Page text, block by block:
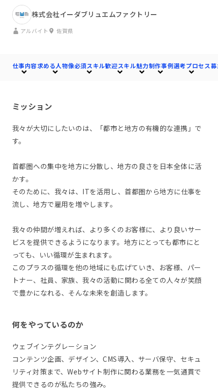
株式会社イーダブリュエムファクトリー
アルバイト 佐賀県
仕事内容求める人物像必須スキル歓迎スキル魅力制作事例選考プロセス
ミッション
我々が大切にしたいのは、「都市と地方の有機的な連携」で
す。
首都圏への集中を地方に分散し、地方の良さを日本全体に活
かす。
そのために、我々は、ITを活用し、首都圏から地方に仕事を
流し、地方で雇用を増やします。
我々の仲間が増えれば、より多くのお客様に、より良いサー
ビスを提供できるようになります。地方にとっても都市にと
っても、いい循環が生まれます。
このプラスの循環を他の地域にも広げていき、お客様、パー
トナー、社員、家族、我々の活動に関わる全ての人々が笑顔
で豊かになれる、そんな未来を創造します。
何をやっているのか
ウェブインテグレーション
コンテンツ企画、デザイン、CMS導入、サーバ保守、セキュ
リティ対策まで、Webサイト制作に関わる業務を一気通貫で
提供できるのが私たちの強み。